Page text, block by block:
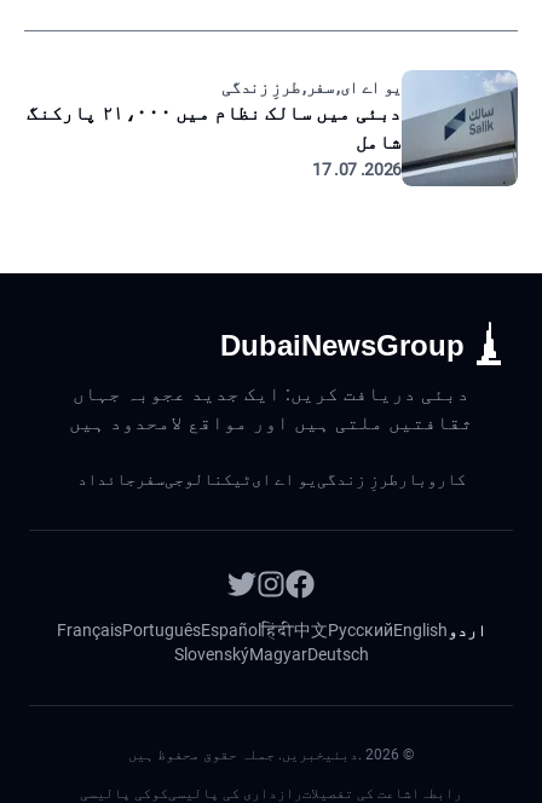
یو اے ای, سفر, طرزِ زندگی
دبئی میں سالک نظام میں ۲۱،۰۰۰ پارکنگ
شامل
2026. 07. 17
DubaiNewsGroup
دبئی دریافت کریں: ایک جدید عجوبہ جہاں
ثقافتیں ملتی ہیں اور مواقع لامحدود ہیں
کاروبار طرزِ زندگی یو اے ایٹیکنالوجیسفر جائداد
اردو English
Русский
中文
हिंदी
Español
Português
Français
Deutsch
Magyar
Slovenský
©
2026 .دبئیخبریں. جملہ حقوق محفوظ ہیں
رابطہ اشاعت کی تفصیلاترازداری کی پالیسیکوکی پالیسی